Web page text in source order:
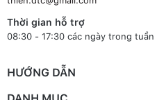
Thời gian hỗ trợ
08:30 - 17:30 các ngày trong tuần
HƯỚNG DẪN